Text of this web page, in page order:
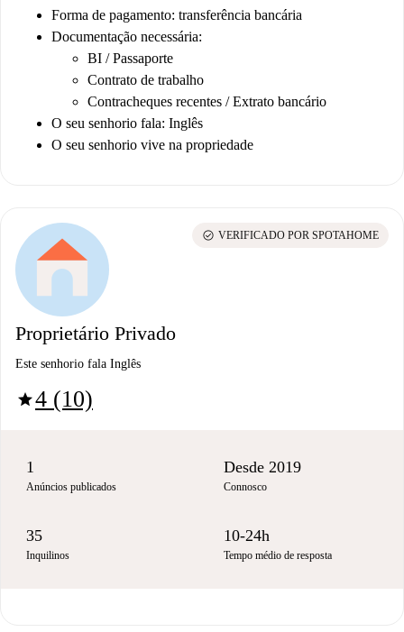
Forma de pagamento: transferência bancária
Documentação necessária:
BI / Passaporte
Contrato de trabalho
Contracheques recentes / Extrato bancário
O seu senhorio fala: Inglês
O seu senhorio vive na propriedade
Proprietário Privado
Este senhorio fala Inglês
star4 (10)
check_circle VERIFICADO POR SPOTAHOME
1
Anúncios publicados
Desde 2019
Connosco
35
Inquilinos
10-24h
Tempo médio de resposta